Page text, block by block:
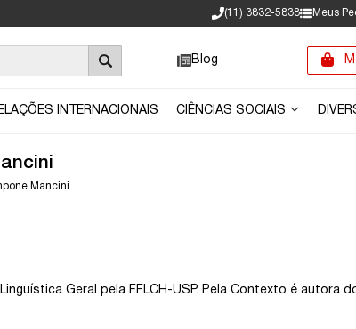
(11) 3832-5838 Meus
Blog
INTERNACIONAIS CIÊNCIAS SOCIAIS
Mancini
Geral pela FFLCH-USP. Pela Contexto é autora